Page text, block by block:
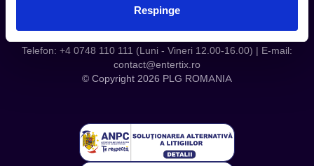
Respinge
Telefon: +4 0748 110 111 (Luni - Vineri 12.00-16.00) | E-mail:
contact@entertix.ro
© Copyright 2026 PLG ROMANIA